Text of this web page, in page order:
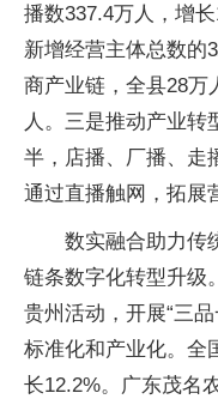
播数337.4万人，增
新增经营主体总数的
商产业链，全县28万
人。三是推动产业转
半，店播、厂播、走
通过直播触网，拓展
数实融合助力传
链条数字化转型升级
贵州活动，开展“三
标准化和产业化。全
长12.2%。广东茂名